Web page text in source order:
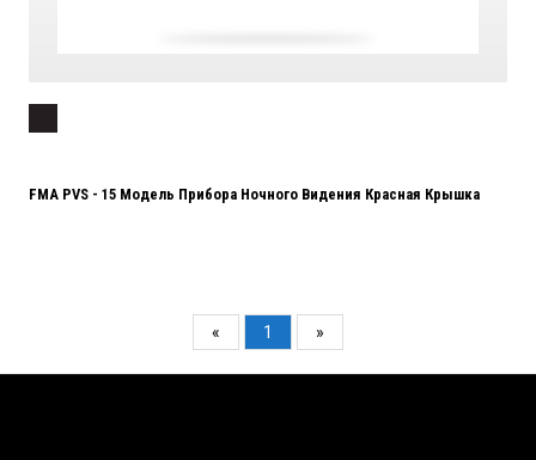
FMA PVS - 15 Модель Прибора Ночного Видения Красная Крышка
« 1 »